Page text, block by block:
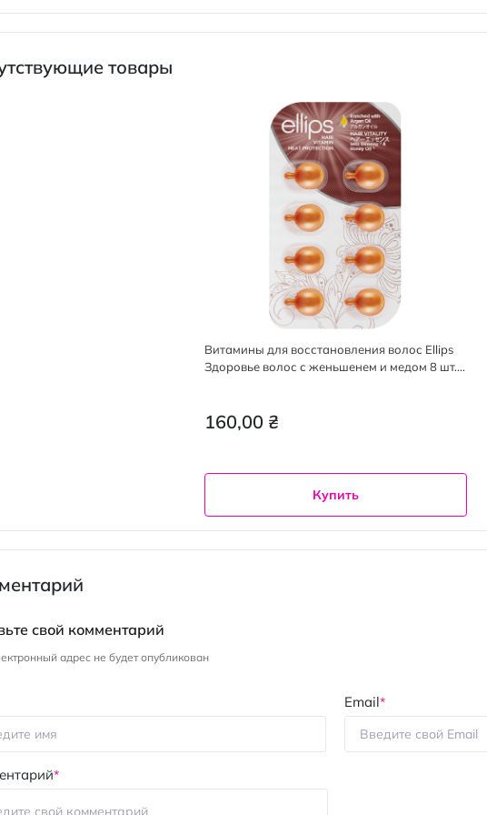
товары
Витамины для восстановления волос Ellips
Здоровье волос с женьшенем и медом 8 шт. x
160,00 ₴
Купить
свой комментарий
адрес не будет опубликован
Email